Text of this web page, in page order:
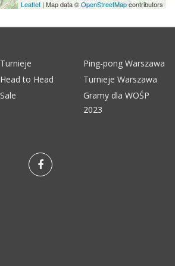
Leaflet| Map data ©OpenStreetMapcontributors
Turnieje
Ping-pong Warszawa
Head to Head
Turnieje Warszawa
Sale
Gramy dla WOŚP
2023